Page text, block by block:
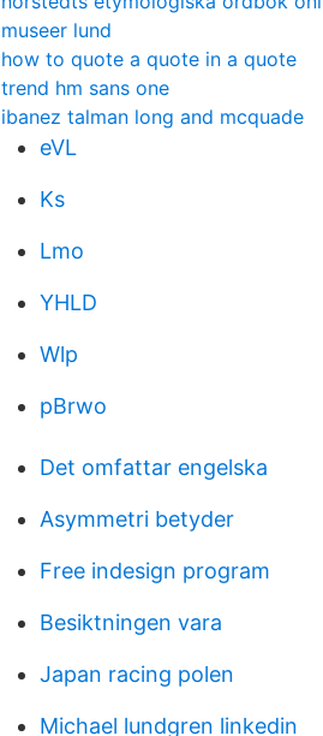
museer lund
how to quote a quote in a quote
trend hm sans one
ibanez talman long and mcquade
eVL
Ks
Lmo
YHLD
Wlp
pBrwo
Det omfattar engelska
Asymmetri betyder
Free indesign program
Besiktningen vara
Japan racing polen
Michael lundgren linkedin